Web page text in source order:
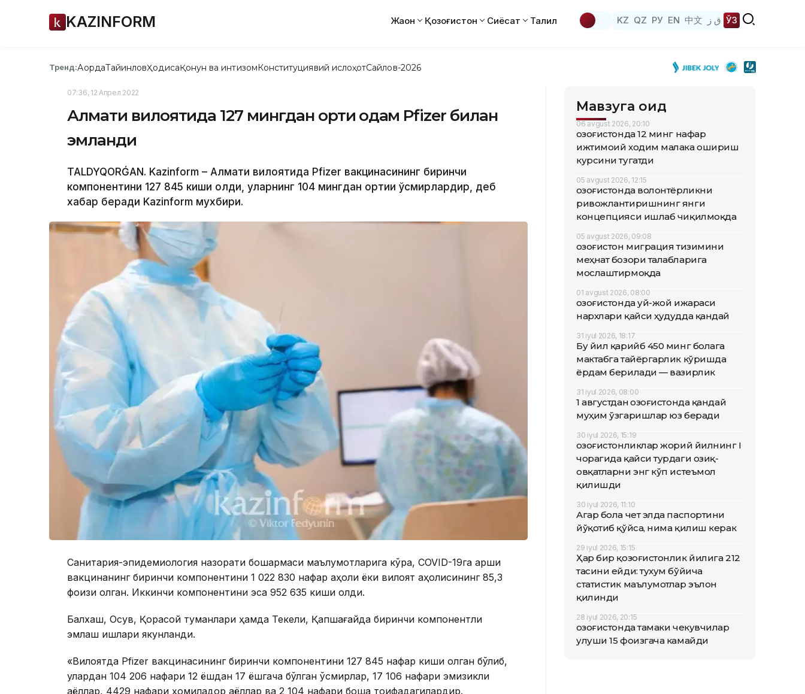
KAZINFORM Жаҳон Қозоғистон Сиёсат Таҳлил KZ QZ РУ EN 中文 ق ز ЎЗ
Тренд:АқордаТайинловҲодисаҚонун ва интизомКонституциявий ислоҳотСайлов-2026
07:36, 12 Апрел 2022
Алмати вилоятида 127 мингдан ортиқ одам Pfizer билан
эмланди
TALDYQORǴAN. Kazinform – Алмати вилоятида Pfizer вакцинасининг биринчи
компонентини 127 845 киши олди, уларнинг 104 мингдан ортиғи ўсмирлардир, деб
хабар беради Kazinform мухбири.
Санитария-эпидемиология назорати бошқармаси маълумотларига кўра, COVID-19га қарши
вакцинанинг биринчи компонентини 1 022 830 нафар аҳоли ёки вилоят аҳолисининг 85,3
фоизи олган. Иккинчи компонентини эса 952 635 киши олди.
Балхаш, Оқсув, Қорасой туманлари ҳамда Текели, Қапшағайда биринчи компонентли
эмлаш ишлари якунланди.
«Вилоятда Pfizer вакцинасининг биринчи компонентини 127 845 нафар киши олган бўлиб,
улардан 104 206 нафари 12 ёшдан 17 ёшгача бўлган ўсмирлар, 17 106 нафари эмизикли
аёллар, 4429 нафари ҳомиладор аёллар ва 2 104 нафари бошқа тоифадагилардир.
Мавзуга оид
06 avgust 2026, 20:10
Қозоғистонда 12 минг нафар
ижтимоий ходим малака ошириш
курсини тугатди
05 avgust 2026, 12:15
Қозоғистонда волонтёрликни
ривожлантиришнинг янги
концепцияси ишлаб чиқилмоқда
05 avgust 2026, 09:08
Қозоғистон миграция тизимини
меҳнат бозори талабларига
мослаштирмоқда
01 avgust 2026, 08:00
Қозоғистонда уй-жой ижараси
нархлари қайси ҳудудда қандай
31 iyul 2026, 18:17
Бу йил қарийб 450 минг болага
мактабга тайёргарлик кўришда
ёрдам берилади — вазирлик
31 iyul 2026, 08:00
1 августдан Қозоғистонда қандай
муҳим ўзгаришлар юз беради
30 iyul 2026, 15:19
Қозоғистонликлар жорий йилнинг I
чорагида қайси турдаги озиқ-
овқатларни энг кўп истеъмол
қилишди
30 iyul 2026, 11:10
Агар бола чет элда паспортини
йўқотиб қўйса, нима қилиш керак
29 iyul 2026, 15:15
Ҳар бир қозоғистонлик йилига 212
тасини ейди: тухум бўйича
статистик маълумотлар эълон
қилинди
28 iyul 2026, 20:15
Қозоғистонда тамаки чекувчилар
улуши 15 фоизгача камайди